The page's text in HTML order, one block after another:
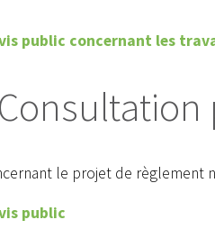
public concernant les
le projet de règlement
public